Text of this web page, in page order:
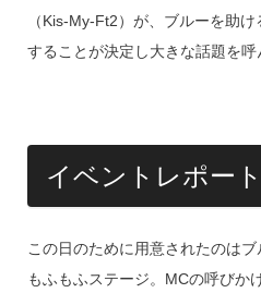
（Kis-My-Ft2）が、ブルーを助
することが決定し大きな話題を呼
イベントレポート
この日のために用意されたのは
もふもふステージ。MCの呼びか